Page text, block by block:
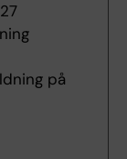
på